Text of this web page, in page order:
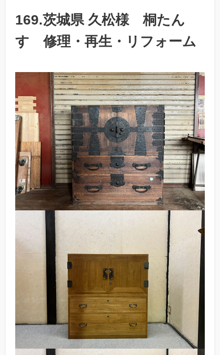
169.茨城県 久松様 桐たん
す 修理・再生・リフォーム